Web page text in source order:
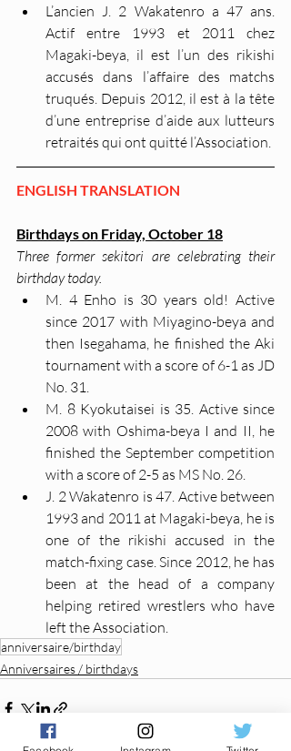
L’ancien J. 2 Wakatenro a 47 ans.
Actif entre 1993 et 2011 chez
Magaki-beya, il est l’un des rikishi
accusés dans l’affaire des matchs
truqués. Depuis 2012, il est à la tête
d’une entreprise d’aide aux lutteurs
retraités qui ont quitté l’Association.
ENGLISH TRANSLATION
Birthdays on Friday, October 18
Three former sekitori are celebrating their
birthday today.
M. 4 Enho is 30 years old! Active
since 2017 with Miyagino-beya and
then Isegahama, he finished the Aki
tournament with a score of 6-1 as JD
No. 31.
M. 8 Kyokutaisei is 35. Active since
2008 with Oshima-beya I and II, he
finished the September competition
with a score of 2-5 as MS No. 26.
J. 2 Wakatenro is 47. Active between
1993 and 2011 at Magaki-beya, he is
one of the rikishi accused in the
match-fixing case. Since 2012, he has
been at the head of a company
helping retired wrestlers who have
left the Association.
anniversaire/birthday
Anniversaires / birthdays